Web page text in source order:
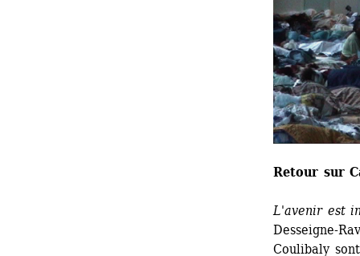
Retour sur
L'avenir est
Desseigne-
Coulibaly